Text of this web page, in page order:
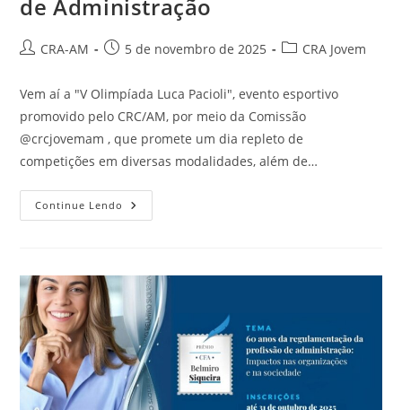
de Administração
CRA-AM 5 de novembro de 2025 CRA Jovem
Vem aí a "V Olimpíada Luca Pacioli", evento esportivo
promovido pelo CRC/AM, por meio da Comissão
@crcjovemam , que promete um dia repleto de
competições em diversas modalidades, além de…
Continue Lendo